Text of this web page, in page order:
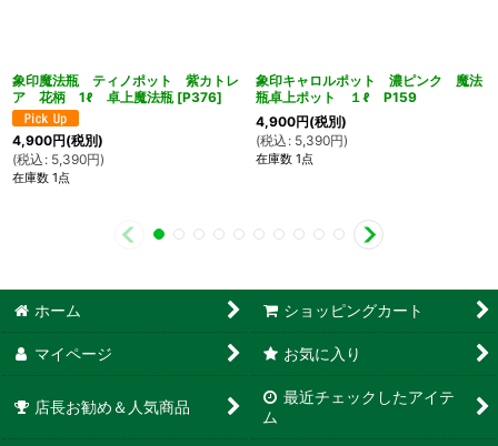
象印魔法瓶 ティノポット 紫カトレ
ア 花柄 1ℓ 卓上魔法瓶 [P376]
4,900円(税別)
(税込 : 5,390円)
在庫数 1点
象印キャロルポット 濃ピンク 魔法
瓶卓上ポット １ℓ P159
4,900円(税別)
(税込 : 5,390円)
在庫数 1点
ホーム ショッピングカート
マイページ お気に入り
店長お勧め＆人気商品
最近チェックしたアイテ
ム